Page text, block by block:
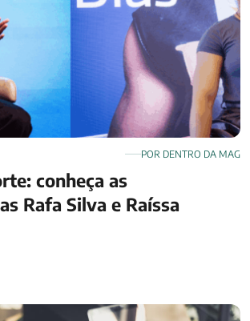
POR DENTRO DA MAG
conheça as
Rafa Silva e Raíssa
a diferença e saiba qual faz mais